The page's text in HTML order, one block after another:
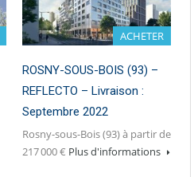
ACHETER
ROSNY-SOUS-BOIS (93) –
REFLECTO – Livraison :
Septembre 2022
Rosny-sous-Bois (93) à partir de
217 000 € Plus d'informations